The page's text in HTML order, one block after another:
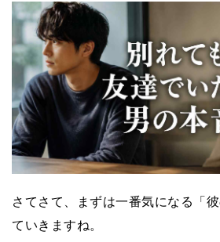
さてさて、まずは一番気になる「
ていきますね。